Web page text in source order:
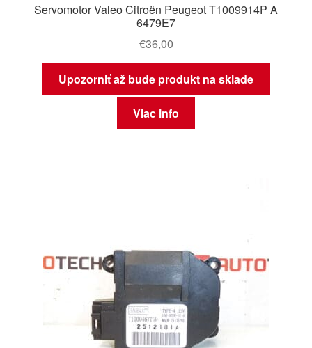
Servomotor Valeo Citroën Peugeot T1009914P A
6479E7
€36,00
Upozorniť až bude produkt na sklade
Viac info